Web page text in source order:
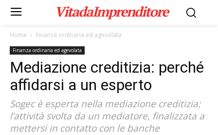
VitadaImprenditore
Home Finanza ordinaria ed agevolata
Finanza ordinaria ed agevolata
Mediazione creditizia: perché
affidarsi a un esperto
Sogec è esperta nella mediazione creditizia:
l’attività svolta da un mediatore, finalizzata a
mettersi in contatto con le banche